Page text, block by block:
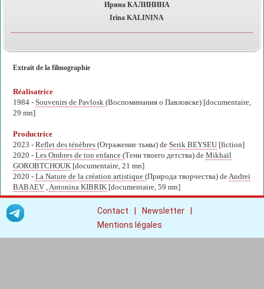
Ирина КАЛИНИНА
Irina KALININA
Extrait de la filmographie
Réalisatrice
1984 - Souvenirs de Pavlosk (Воспоминания о Павловске) [documentaire,
29 mn]
Productrice
2023 - Reflet des ténèbres (Отражение тьмы) de Serik BEYSEU [fiction]
2020 - Les Ombres de ton enfance (Тени твоего детства) de Mikhaïl
GOROBTCHOUK [documentaire, 21 mn]
2020 - La Nature de la création artistique (Природа творчества) deAndreï
BABAEV ,Antonina KIBRIK [documentaire, 59 mn]
Contact Newsletter
Mentions légales